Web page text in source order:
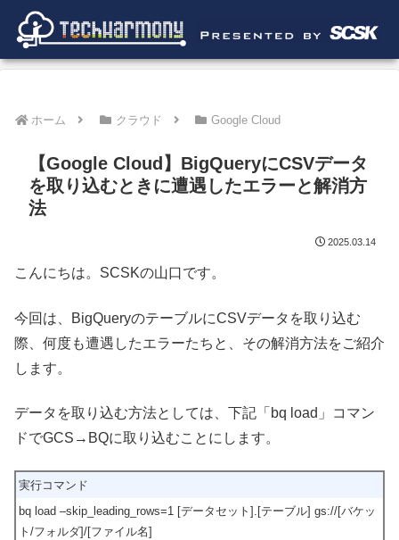
ホーム クラウド Google Cloud
【Google Cloud】BigQueryにCSVデータ
を取り込むときに遭遇したエラーと解消方
法
2025.03.14
こんにちは。SCSKの山口です。
今回は、BigQueryのテーブルにCSVデータを取り込む
際、何度も遭遇したエラーたちと、その解消方法をご紹介
します。
データを取り込む方法としては、下記「bq load」コマン
ドでGCS→BQに取り込むことにします。
実行コマンド
bq load –skip_leading_rows=1 [データセット].[テーブル] gs://[バケッ
ト/フォルダ]/[ファイル名]